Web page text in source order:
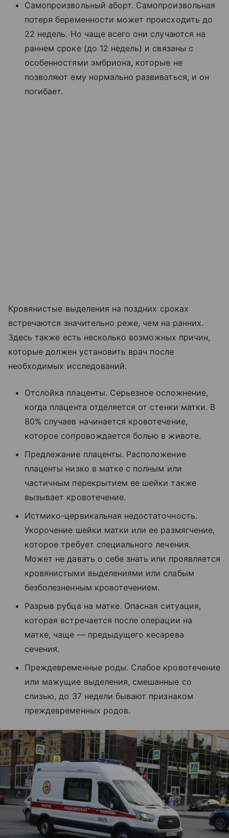
Самопроизвольный аборт. Самопроизвольная
потеря беременности может происходить до
22 недель. Но чаще всего они случаются на
раннем сроке (до 12 недель) и связаны с
особенностями эмбриона, которые не
позволяют ему нормально развиваться, и он
погибает.
Кровянистые выделения на поздних сроках
встречаются значительно реже, чем на ранних.
Здесь также есть несколько возможных причин,
которые должен установить врач после
необходимых исследований.
Отслойка плаценты. Серьезное осложнение,
когда плацента отделяется от стенки матки. В
80% случаев начинается кровотечение,
которое сопровождается болью в животе.
Предлежание плаценты. Расположение
плаценты низко в матке с полным или
частичным перекрытием ее шейки также
вызывает кровотечение.
Истмико-цервикальная недостаточность.
Укорочение шейки матки или ее размягчение,
которое требует специального лечения.
Может не давать о себе знать или проявляется
кровянистыми выделениями или слабым
безболезненным кровотечением.
Разрыв рубца на матке. Опасная ситуация,
которая встречается после операции на
матке, чаще — предыдущего кесарева
сечения.
Преждевременные роды. Слабое кровотечение
или мажущие выделения, смешанные со
слизью, до 37 недели бывают признаком
преждевременных родов.